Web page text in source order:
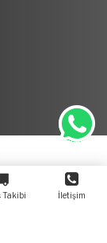
Takibi İletişim